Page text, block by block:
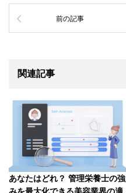
c
e
k
tt
er
前の記事
関連記事
あなたはどれ？ 管理栄養士の強